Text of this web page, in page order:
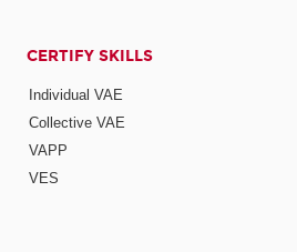
CERTIFY SKILLS
Individual VAE
Collective VAE
VAPP
VES